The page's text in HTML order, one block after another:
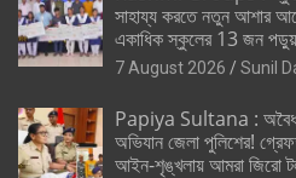
সাহায্য করতে নতুন আশার
একাধিক স্কুলের 13 জন
7 August 2026 Sunil
Papiya Sultana : অবৈধ
অভিযান জেলা পুলিশের!
আইন-শৃঙ্খলায় আমরা জিরো